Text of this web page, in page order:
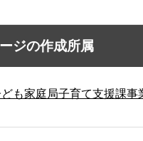
ジの作成所属
も家庭局子育て支援課事